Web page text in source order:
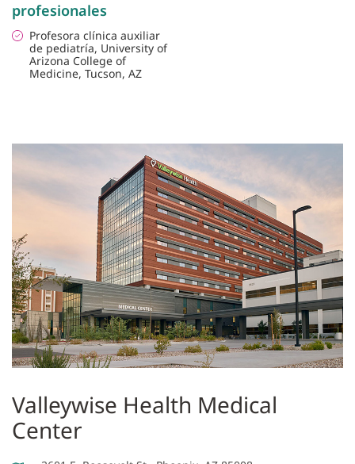
profesionales
Profesora clínica auxiliar
de pediatría, University of
Arizona College of
Medicine, Tucson, AZ
Valleywise Health Medical
Center